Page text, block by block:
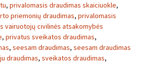
, privalomasis draudimas skaiciuokle,
priemonių draudimas, privalomasis
vairuotojų civilinės atsakomybės
, privatus sveikatos draudimas,
, seesam draudimas, seesam draudimas
draudimas, sveikatos draudimas,